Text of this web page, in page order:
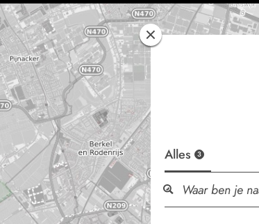
Alles 3